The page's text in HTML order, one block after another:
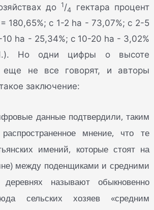
до
1/4
гектара процент
180,65%; с 1-2 ha - 73,07%; с 2-5
ha - 25,34%; с 10-20 ha - 3,02%
Но одни цифры о высоте
еще не все говорят, и авторы
заключение:
данные подтвердили, таким
мнение, что те
имений, которые стоят на
между поденщиками и средними
называют обыкновенно
сельских хозяев «средним